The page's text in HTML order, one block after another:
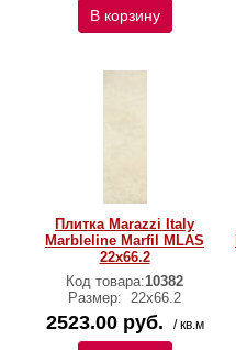
В корзину
Плитка Marazzi Italy
Marbleline Marfil MLAS
22х66.2
Код товара:10382
Размер: 22х66.2
2523.00 руб. / кв.м